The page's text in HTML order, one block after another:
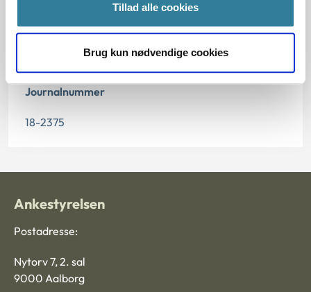
Tillad alle cookies
Brug kun nødvendige cookies
Paragraf
§ 17a § 70 § 75 § 17
Journalnummer
18-2375
Ankestyrelsen
Postadresse:
Nytorv 7, 2. sal
9000 Aalborg